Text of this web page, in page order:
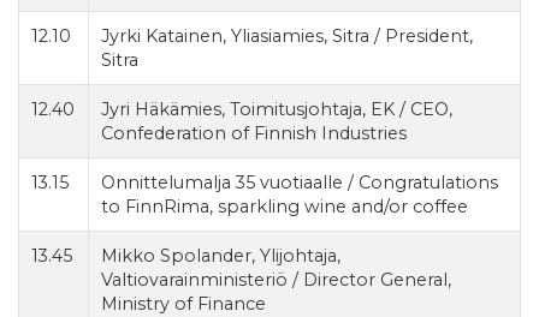
12.10
Jyrki Katainen, Yliasiamies, Sitra / President,
Sitra
12.40
Jyri Häkämies, Toimitusjohtaja, EK / CEO,
Confederation of Finnish Industries
13.15
Onnittelumalja 35 vuotiaalle / Congratulations
to FinnRima, sparkling wine and/or coffee
13.45
Mikko Spolander, Ylijohtaja,
Valtiovarainministeriö / Director General,
Ministry of Finance